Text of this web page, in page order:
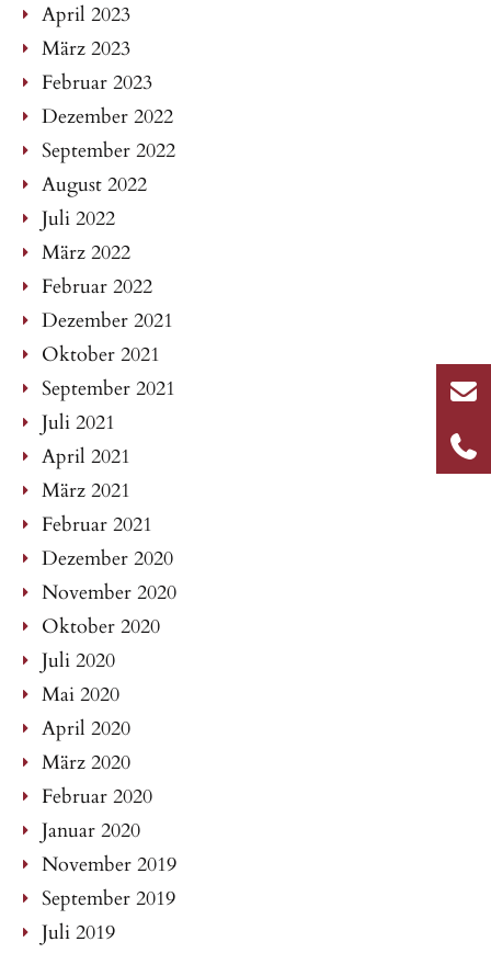
April 2023
März 2023
Februar 2023
Dezember 2022
September 2022
August 2022
Juli 2022
März 2022
Februar 2022
Dezember 2021
Oktober 2021
September 2021
Juli 2021
April 2021
März 2021
Februar 2021
Dezember 2020
November 2020
Oktober 2020
Juli 2020
Mai 2020
April 2020
März 2020
Februar 2020
Januar 2020
November 2019
September 2019
Juli 2019